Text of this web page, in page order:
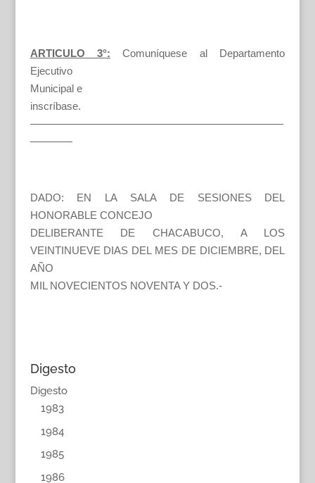
ARTICULO 3°: Comuníquese al Departamento
Ejecutivo
Municipal e
inscríbase.
————————————————————————
————
DADO: EN LA SALA DE SESIONES DEL
HONORABLE CONCEJO
DELIBERANTE DE CHACABUCO, A LOS
VEINTINUEVE DIAS DEL MES DE DICIEMBRE, DEL
AÑO
MIL NOVECIENTOS NOVENTA Y DOS.-
Digesto
Digesto
1983
1984
1985
1986